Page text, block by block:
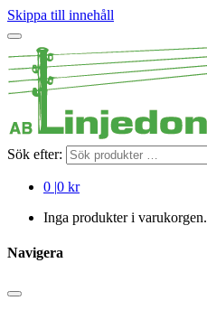
Skippa till innehåll
Sök efter:
0 |0 kr
Inga produkter i varukorgen.
Navigera